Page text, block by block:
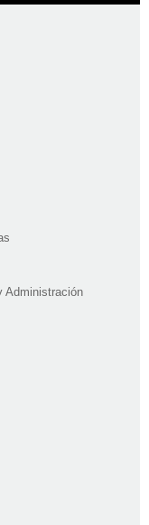
Administración